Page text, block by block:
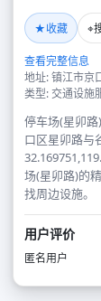
★收藏 ⌖
查看完整信息
地址: 镇江市京
类型: 交通设施
停车场(星卯
口区星卯路与
场(星卯路)的
找周边设施。
用户评价
匿名用户